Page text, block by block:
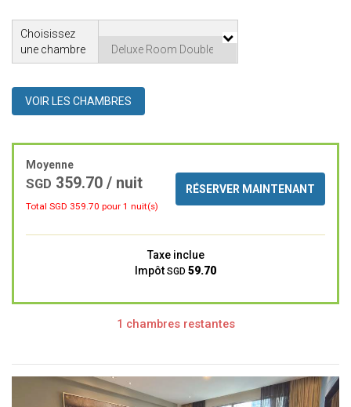
Choisissez
une chambre
VOIR LES CHAMBRES
Moyenne
SGD 359.70 / nuit
Total SGD 359.70 pour 1 nuit(s)
RÉSERVER MAINTENANT
Taxe inclue
Impôt SGD 59.70
1 chambres restantes
Previous Next